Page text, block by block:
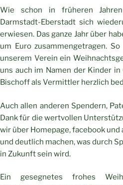
Wie schon in früheren
Darmstadt-Eberstadt sich
erwiesen. Das ganze Jahr über
um Euro zusammengetragen.
unserem Verein ein
uns auch im Namen der Kinder
Bischoff als Vermittler herzlich
Auch allen anderen Spendern,
Dank für die wertvollen
wir über Homepage, facebook
und deutlich machen, was durch
in Zukunft sein wird.
Ein gesegnetes frohes